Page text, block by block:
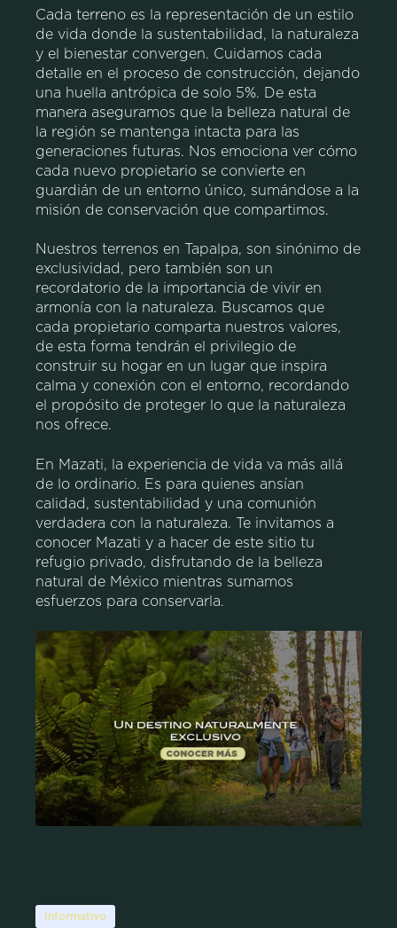
Cada terreno es la representación de un estilo
de vida donde la sustentabilidad, la naturaleza
y el bienestar convergen. Cuidamos cada
detalle en el proceso de construcción, dejando
una huella antrópica de solo 5%. De esta
manera aseguramos que la belleza natural de
la región se mantenga intacta para las
generaciones futuras. Nos emociona ver cómo
cada nuevo propietario se convierte en
guardián de un entorno único, sumándose a la
misión de conservación que compartimos.
Nuestros terrenos en Tapalpa, son sinónimo de
exclusividad, pero también son un
recordatorio de la importancia de vivir en
armonía con la naturaleza. Buscamos que
cada propietario comparta nuestros valores,
de esta forma tendrán el privilegio de
construir su hogar en un lugar que inspira
calma y conexión con el entorno, recordando
el propósito de proteger lo que la naturaleza
nos ofrece.
En Mazati, la experiencia de vida va más allá
de lo ordinario. Es para quienes ansían
calidad, sustentabilidad y una comunión
verdadera con la naturaleza. Te invitamos a
conocer Mazati y a hacer de este sitio tu
refugio privado, disfrutando de la belleza
natural de México mientras sumamos
esfuerzos para conservarla.
Informativo